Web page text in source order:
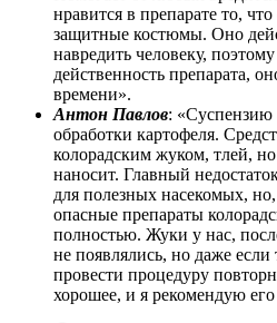
нравится в препарате то,
защитные костюмы. Оно
навредить человеку,
действенность препарата,
времени».
Антон Павлов: «Суспензию
обработки картофеля.
колорадским жуком, тлей,
наносит. Главный
для полезных насекомых,
опасные препараты
полностью. Жуки у нас,
не появлялись, но даже
провести процедуру
хорошее, и я рекомендую